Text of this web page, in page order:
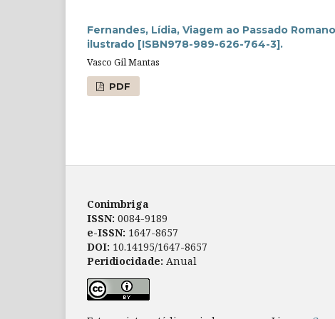
Fernandes, Lídia, Viagem ao Passado
ilustrado [ISBN978-989-626-764-3].
Vasco Gil Mantas
PDF
Conimbriga
ISSN: 0084-9189
e-ISSN: 1647-8657
DOI: 10.14195/1647-8657
Peridiocidade: Anual